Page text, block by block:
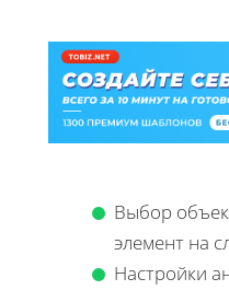
Выбор
элемент на
Настройки